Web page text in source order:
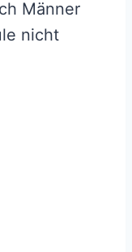
Männer
nicht